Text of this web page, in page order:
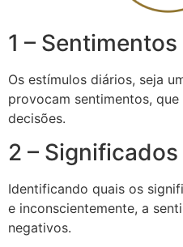
1 – Sentimentos
Os estímulos diários, seja
provocam sentimentos,
decisões.
2 – Significados
Identificando quais os
e inconscientemente, a
negativos.